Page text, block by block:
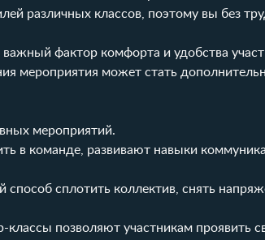
различных классов, поэтому вы без
фактор комфорта и удобства
мероприятия может стать
мероприятий.
в команде, развивают навыки
сплотить коллектив, снять
позволяют участникам проявить